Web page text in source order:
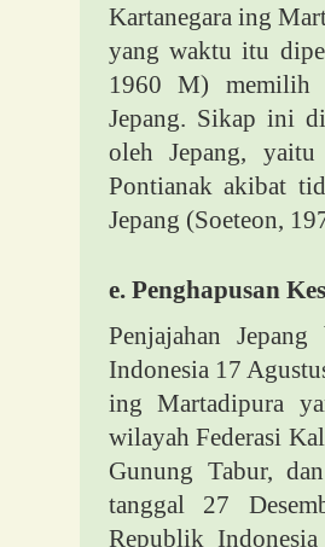
Kartanegara ing
yang waktu itu
1960 M) memilih
Jepang. Sikap ini
oleh Jepang,
Pontianak akibat
Jepang (Soeteon,
e. Penghapusan
Penjajahan
Indonesia 17
ing Martadipura
wilayah Federasi
Gunung Tabur,
tanggal 27
Republik